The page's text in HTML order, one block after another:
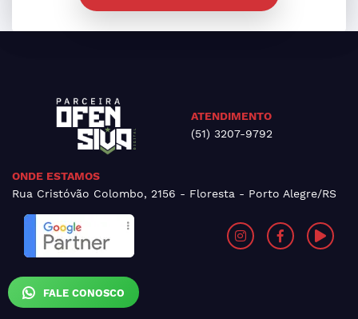
FALE CONOSCO
ATENDIMENTO
(51) 3207-9792
ONDE ESTAMOS
Rua Cristóvão Colombo, 2156 - Floresta - Porto Alegre/RS